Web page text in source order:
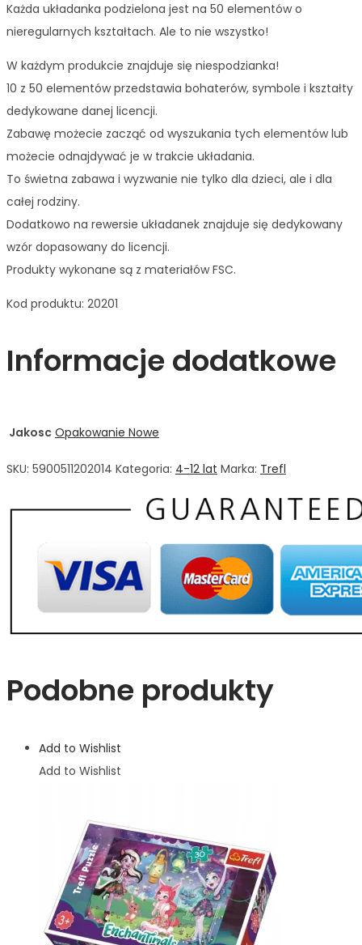
Każda układanka podzielona jest na 50 elementów o
nieregularnych kształtach. Ale to nie wszystko!
W każdym produkcie znajduje się niespodzianka!
10 z 50 elementów przedstawia bohaterów, symbole i kształty
dedykowane danej licencji.
Zabawę możecie zacząć od wyszukania tych elementów lub
możecie odnajdywać je w trakcie układania.
To świetna zabawa i wyzwanie nie tylko dla dzieci, ale i dla
całej rodziny.
Dodatkowo na rewersie układanek znajduje się dedykowany
wzór dopasowany do licencji.
Produkty wykonane są z materiałów FSC.
Kod produktu: 20201
Informacje dodatkowe
Jakosc Opakowanie Nowe
SKU: 5900511202014 Kategoria: 4-12 lat Marka: Trefl
Podobne produkty
Add to Wishlist
Add to Wishlist